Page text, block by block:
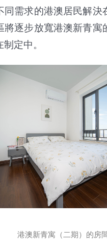
同需求的港澳居民解決
將逐步放寬港澳新青寓
定中。
港澳新青寓（二期）的房